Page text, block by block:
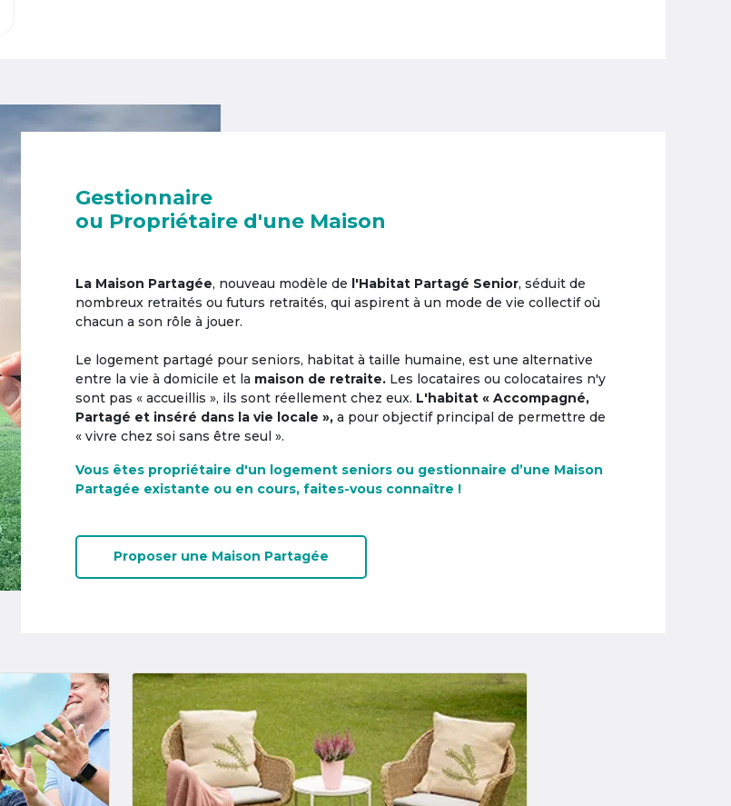
Gestionnaire
ou Propriétaire d'une Maison
La Maison Partagée, nouveau modèle de l'Habitat Partagé Senior, séduit de
nombreux retraités ou futurs retraités, qui aspirent à un mode de vie collectif où
chacun a son rôle à jouer.
Le logement partagé pour seniors, habitat à taille humaine, est une alternative
entre la vie à domicile et la maison de retraite. Les locataires ou colocataires n'y
sont pas « accueillis », ils sont réellement chez eux. L'habitat « Accompagné,
Partagé et inséré dans la vie locale », a pour objectif principal de permettre de
« vivre chez soi sans être seul ».
Vous êtes propriétaire d'un logement seniors ou gestionnaire d’une Maison
Partagée existante ou en cours, faites-vous connaître !
Proposer une Maison Partagée